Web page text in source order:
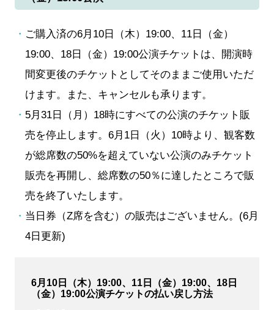
ご購入済の6月10日（木）19:00、11日（金）
19:00、18日（金）19:00公演チケットは、開演時
間変更後のチケットとしてそのままご使用いただ
けます。また、キャンセルも承ります。
5月31日（月）18時にすべての公演のチケット販
売を停止します。6月1日（火）10時より、観客数
が総席数の50%を超えていない公演のみチケット
販売を再開し、総席数の50％に達したところで販
売を終了いたします。
当日券（Z席を含む）の販売はございません。(6月
4日更新)
6月10日（木）19:00、11日（金）19:00、18日
（金）19:00公演チケットの払い戻し方法